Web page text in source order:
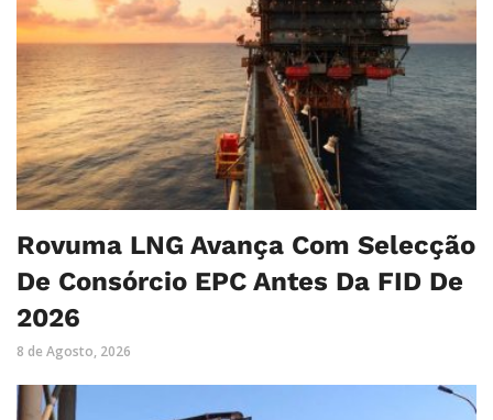
Rovuma LNG Avança Com Selecção
De Consórcio EPC Antes Da FID De
2026
8 de Agosto, 2026